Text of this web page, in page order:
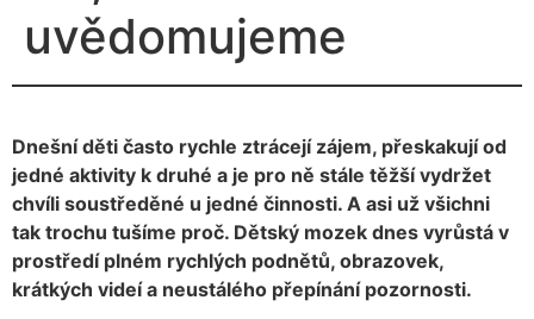
uvědomujeme
Dnešní děti často rychle ztrácejí zájem, přeskakují od
jedné aktivity k druhé a je pro ně stále těžší vydržet
chvíli soustředěné u jedné činnosti. A asi už všichni
tak trochu tušíme proč. Dětský mozek dnes vyrůstá v
prostředí plném rychlých podnětů, obrazovek,
krátkých videí a neustálého přepínání pozornosti.